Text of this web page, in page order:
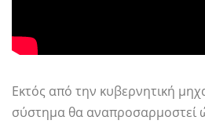
Εκτός από την κυβερνητική
σύστημα θα αναπροσαρμοστεί